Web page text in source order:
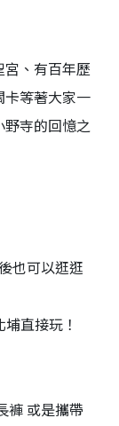
、有百年歷
卡等著大家一
寺的回憶之
也可以逛逛
直接玩！
褲 或是攜帶